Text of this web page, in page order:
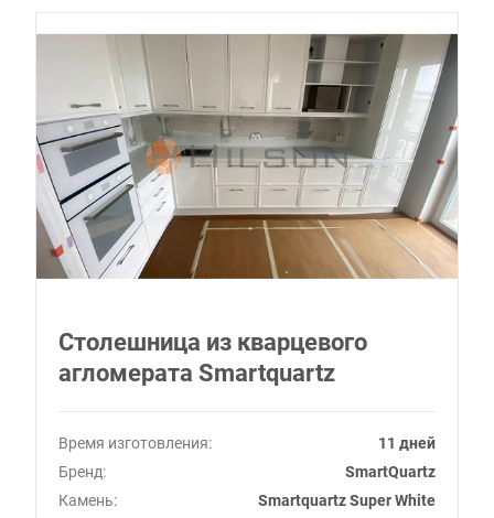
Столешница из кварцевого
агломерата Smartquartz
Время изготовления:
11 дней
Бренд:
SmartQuartz
Камень:
Smartquartz Super White